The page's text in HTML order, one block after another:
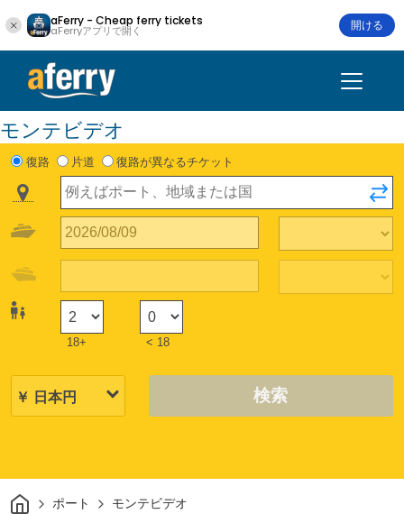
aFerry - Cheap ferry tickets
aFerryアプリで開く 開ける
モンテビデオ
復路 片道 復路が異なるチケット
18+ < 18
検索
家 ポート モンテビデオ